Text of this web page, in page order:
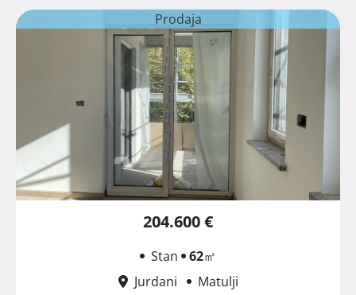
Prodaja
204.600 €
Stan 62㎡
Jurdani
Matulji